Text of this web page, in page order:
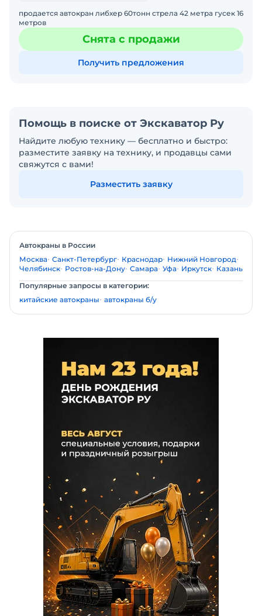
продается автокран либхер 60тонн стрела 42 метра гусек 16
метров
Снята с продажи
Получить предложения
Помощь в поиске от Экскаватор Ру
Найдите любую технику — бесплатно и быстро:
разместите заявку на технику, и продавцы сами
свяжутся с вами!
Разместить заявку
Автокраны в России
Москва Санкт-Петербург Краснодар Нижний Новгород
Челябинск Ростов-на-Дону Самара Уфа Иркутск Казань
Популярные запросы в категории:
китайские автокраны автокраны б/у